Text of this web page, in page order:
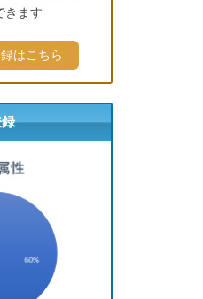
きます
はこちら